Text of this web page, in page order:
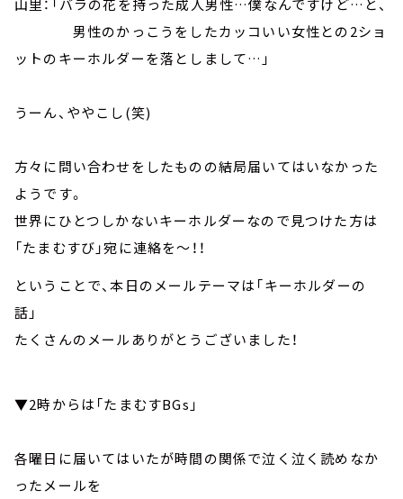
山里：「バラの花を持った成人男性…僕なんですけど…と、
男性のかっこうをしたカッコいい女性との2ショ
ットのキーホルダーを落としまして…」
うーん、ややこし(笑)
方々に問い合わせをしたものの結局届いてはいなかった
ようです。
世界にひとつしかないキーホルダーなので見つけた方は
「たまむすび」宛に連絡を～！！
ということで、本日のメールテーマは「キーホルダーの
話」
たくさんのメールありがとうございました！
▼2時からは「たまむすBGs」
各曜日に届いてはいたが時間の関係で泣く泣く読めなか
ったメールを